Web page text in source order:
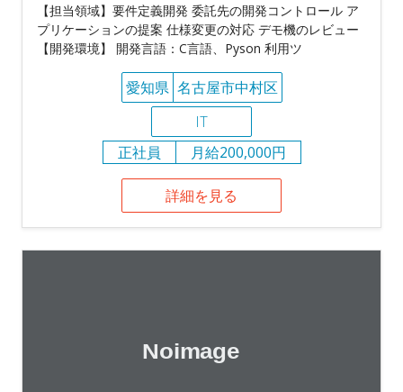
【担当領域】要件定義開発 委託先の開発コントロール ア
プリケーションの提案 仕様変更の対応 デモ機のレビュー
【開発環境】 開発言語：C言語、Pyson 利用ツ
愛知県 名古屋市中村区
IT
正社員
月給200,000円
詳細を見る